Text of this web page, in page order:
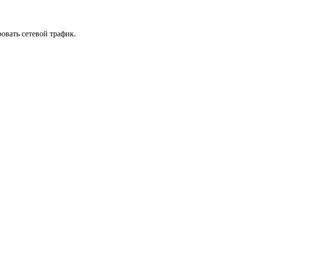
сетевой трафик.